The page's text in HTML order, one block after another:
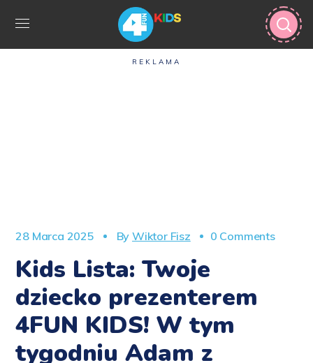
REKLAMA
28 Marca 2025 ByWiktor Fisz 0 Comments
Kids Lista: Twoje
dziecko prezenterem
4FUN KIDS! W tym
tygodniu Adam z